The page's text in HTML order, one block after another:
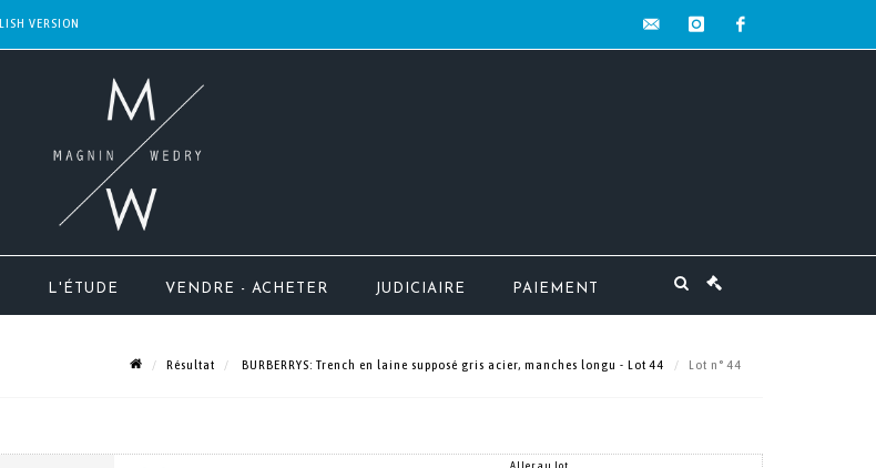
L'ÉTUDE VENDRE - ACHETER JUDICIAIRE PAIEMENT
Résultat BURBERRYS: Trench en laine supposé gris acier, manches longu - Lot 44 Lot n° 44
Aller au lot